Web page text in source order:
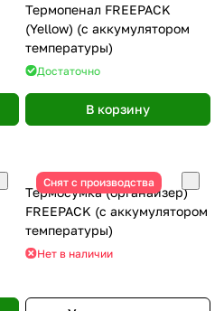
Термопенал FREEPACK
(Yellow) (с аккумулятором
температуры)
Достаточно
В корзину
Снят с производства
Термосумка (органайзер)
FREEPACK (с аккумулятором
температуры)
Нет в наличии